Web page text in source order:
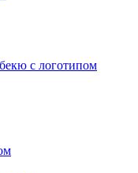
с логотипом